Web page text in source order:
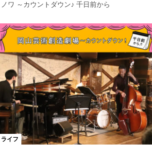
ノワ ～カウントダウン♪ 千日前から
ライフ